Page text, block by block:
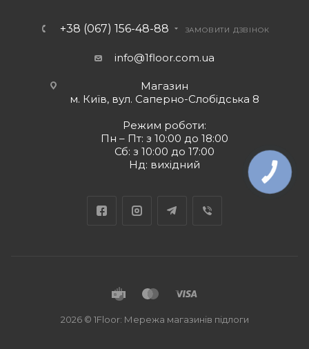
+38 (067) 156-48-88 ЗАМОВИТИ ДЗВІНОК
info@1floor.com.ua
Магазин
м. Київ, вул. Саперно-Слобідська 8
Режим роботи:
Пн – Пт: з 10:00 до 18:00
Сб: з 10:00 до 17:00
Нд: вихідний
2026 © 1Floor: Мережа магазинів підлоги
КНОПКА
ЗВ'ЯЗКУ